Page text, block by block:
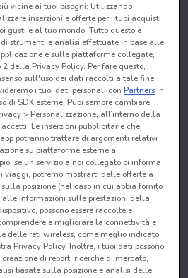
vicine ai tuoi bisogni: Utilizzando
inserzioni e offerte per i tuoi acquisti
gusti e al tuo mondo. Tutto questo è
strumenti e analisi effettuate in base alle
e sulle piattaforme collegate,
della Privacy Policy. Per fare questo,
sull'uso dei dati raccolti a tale fine.
i tuoi dati personali conPartnersin
di SDK esterne. Puoi sempre cambiare
> Personalizzazione, all’interno della
Le inserzioni pubblicitarie che
potranno trattare di argomenti relativi
su piattaforme esterne a
se un servizio a noi collegato ci informa
viaggi, potremo mostrarti delle offerte a
posizione (nel caso in cui abbia fornito
informazioni sulle prestazioni della
possono essere raccolte e
e migliorare la connettività e
delle reti wireless, come meglio indicato
Privacy Policy. Inoltre, i tuoi dati possono
di report, ricerche di mercato,
basate sulla posizione e analisi delle